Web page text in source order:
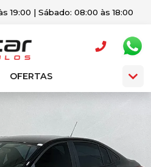
19:00 | Sábado: 08:00 às 18:00
OFERTAS